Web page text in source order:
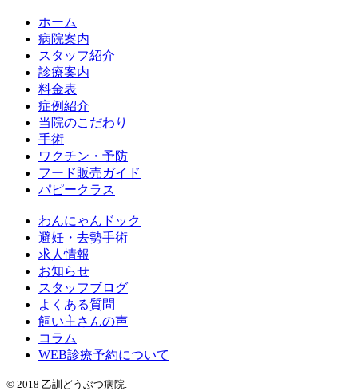
ホーム
病院案内
スタッフ紹介
診療案内
料金表
症例紹介
当院のこだわり
手術
ワクチン・予防
フード販売ガイド
パピークラス
わんにゃんドック
避妊・去勢手術
求人情報
お知らせ
スタッフブログ
よくある質問
飼い主さんの声
コラム
WEB診療予約について
© 2018 乙訓どうぶつ病院.